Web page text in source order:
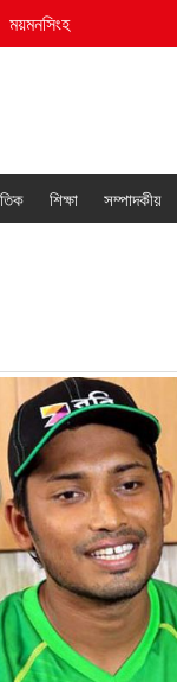
ময়মনসিংহ
শিক্ষা সম্পাদকীয়